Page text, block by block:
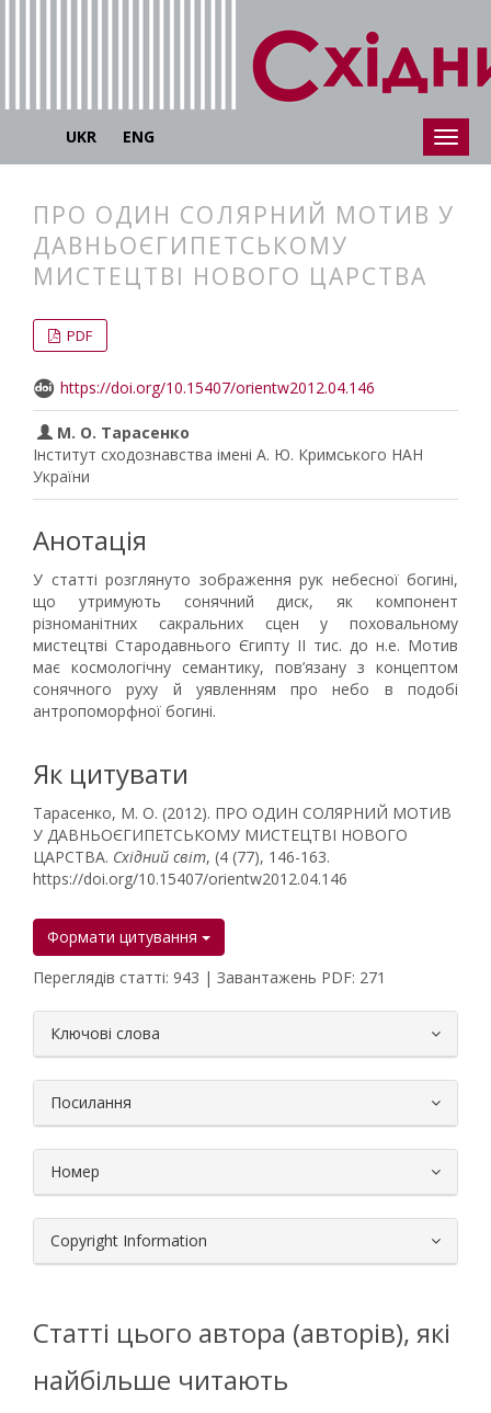
UKR ENG
ПРО ОДИН СОЛЯРНИЙ МОТИВ У
ДАВНЬОЄГИПЕТСЬКОМУ
МИСТЕЦТВІ НОВОГО ЦАРСТВА
PDF
https://doi.org/10.15407/orientw2012.04.146
М. О. Тарасенко
Інститут сходознавства імені А. Ю. Кримського НАН
України
Анотація
У статті розглянуто зображення рук небесної богині,
що утримують сонячний диск, як компонент
різноманітних сакральних сцен у поховальному
мистецтві Стародавнього Єгипту ІІ тис. до н.е. Мотив
має космологічну семантику, пов’язану з концептом
сонячного руху й уявленням про небо в подобі
антропоморфної богині.
Як цитувати
Тарасенко, М. О. (2012). ПРО ОДИН СОЛЯРНИЙ МОТИВ
У ДАВНЬОЄГИПЕТСЬКОМУ МИСТЕЦТВІ НОВОГО
ЦАРСТВА. Східний світ, (4 (77), 146-163.
https://doi.org/10.15407/orientw2012.04.146
Формати цитування
Переглядів статті: 943 | Завантажень PDF: 271
Ключові слова
Посилання
Номер
Copyright Information
Статті цього автора (авторів), які
найбільше читають